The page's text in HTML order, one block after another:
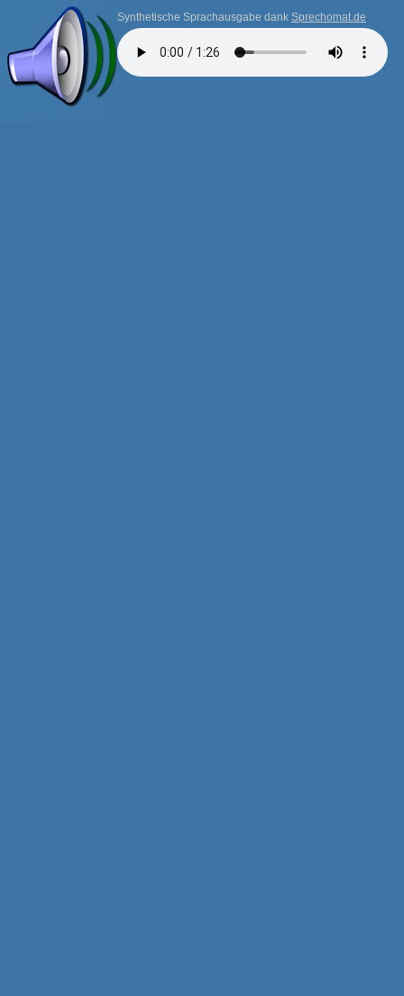
Synthetische Sprachausgabe dank Sprechomat.de